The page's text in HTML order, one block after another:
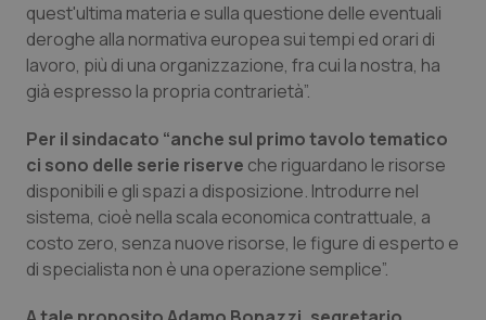
Piemonte
Provincia Autonoma di Bolzano
Provincia Autonoma di Trento
Puglia
Sardegna
HIV
Infezioni & Febbre
Ipertensione & Scompenso
Malattie rare
Malattia di Crohn & Rettocolite Ulcerosa
quest'ultima materia e sulla questione delle eventuali
deroghe alla normativa europea sui tempi ed orari di
lavoro, più di una organizzazione, fra cui la nostra, ha
già espresso la propria contrarietà”.
Per il sindacato “anche sul primo tavolo tematico
ci sono delle serie riserve che riguardano le risorse
disponibili e gli spazi a disposizione. Introdurre nel
sistema, cioè nella scala economica contrattuale, a
costo zero, senza nuove risorse, le figure di esperto e
di specialista non è una operazione semplice”.